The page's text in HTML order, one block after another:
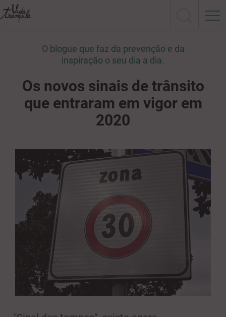
O blogue que faz da prevenção e da
inspiração o seu dia a dia.
Os novos sinais de trânsito
que entraram em vigor em
2020